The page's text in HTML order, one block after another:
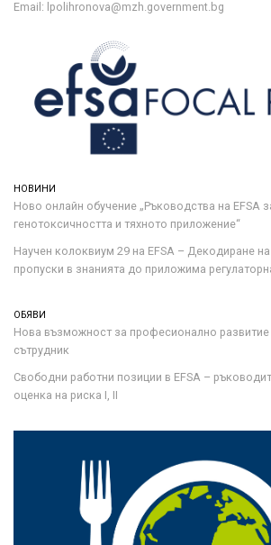
Email: lpolihronova@mzh.government.bg
НОВИНИ
Ново онлайн обучение „Ръководства на ЕFSA
генотоксичността и тяхното приложение“
Научен колоквиум 29 на EFSA – Декодиране
пропуски в знанията до приложима
ОБЯВИ
Нова възможност за професионално развитие
сътрудник
Свободни работни позиции в EFSA –
оценка на риска I, II